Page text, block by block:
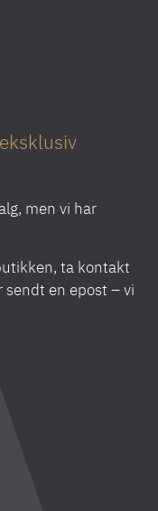
men vi har
ta kontakt
sendt en epost – vi